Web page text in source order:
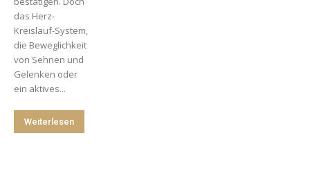
das Herz-
Kreislauf-System,
die Beweglichkeit
von Sehnen und
Gelenken oder
ein aktives...
Weiterlesen